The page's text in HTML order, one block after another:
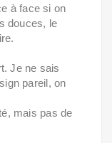
à face si on
douces, le
Je ne sais
pareil, on
mais pas de